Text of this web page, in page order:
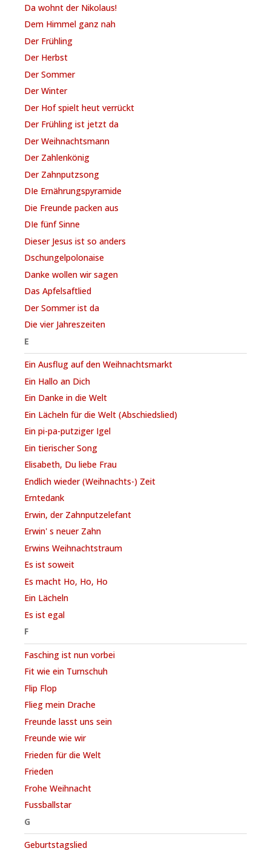
Da wohnt der Nikolaus!
Dem Himmel ganz nah
Der Frühling
Der Herbst
Der Sommer
Der Winter
Der Hof spielt heut verrückt
Der Frühling ist jetzt da
Der Weihnachtsmann
Der Zahlenkönig
Der Zahnputzsong
DIe Ernährungspyramide
Die Freunde packen aus
DIe fünf Sinne
Dieser Jesus ist so anders
Dschungelpolonaise
Danke wollen wir sagen
Das Apfelsaftlied
Der Sommer ist da
Die vier Jahreszeiten
E
Ein Ausflug auf den Weihnachtsmarkt
Ein Hallo an Dich
Ein Danke in die Welt
Ein Lächeln für die Welt (Abschiedslied)
Ein pi-pa-putziger Igel
Ein tierischer Song
Elisabeth, Du liebe Frau
Endlich wieder (Weihnachts-) Zeit
Erntedank
Erwin, der Zahnputzelefant
Erwin' s neuer Zahn
Erwins Weihnachtstraum
Es ist soweit
Es macht Ho, Ho, Ho
Ein Lächeln
Es ist egal
F
Fasching ist nun vorbei
Fit wie ein Turnschuh
Flip Flop
Flieg mein Drache
Freunde lasst uns sein
Freunde wie wir
Frieden für die Welt
Frieden
Frohe Weihnacht
Fussballstar
G
Geburtstagslied